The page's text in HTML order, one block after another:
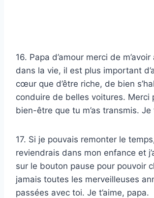
16. Papa d’amour merci de
dans la vie, il est plus important
cœur que d’être riche, de bien
conduire de belles voitures. Merci
bien-être que tu m’as transmis. Je
17. Si je pouvais remonter le
reviendrais dans mon enfance et
sur le bouton pause pour pouvoir
jamais toutes les merveilleuses
passées avec toi. Je t’aime, papa.